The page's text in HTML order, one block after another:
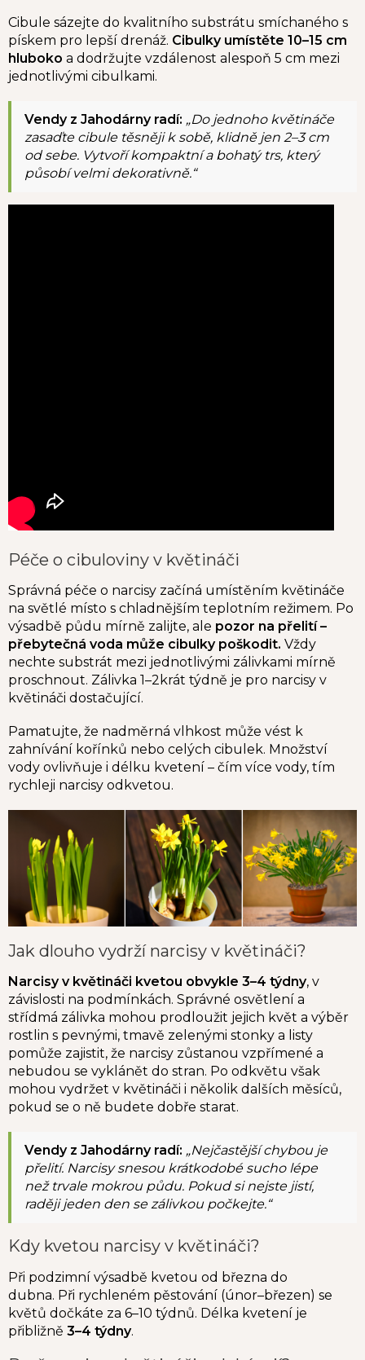
Cibule sázejte do kvalitního substrátu smíchaného s
pískem pro lepší drenáž. Cibulky umístěte 10–15 cm
hluboko a dodržujte vzdálenost alespoň 5 cm mezi
jednotlivými cibulkami.
Vendy z Jahodárny radí: „Do jednoho květináče
zasaďte cibule těsněji k sobě, klidně jen 2–3 cm
od sebe. Vytvoří kompaktní a bohatý trs, který
působí velmi dekorativně.“
Péče o cibuloviny v květináči
Správná péče o narcisy začíná umístěním květináče
na světlé místo s chladnějším teplotním režimem. Po
výsadbě půdu mírně zalijte, ale pozor na přelití –
přebytečná voda může cibulky poškodit. Vždy
nechte substrát mezi jednotlivými zálivkami mírně
proschnout. Zálivka 1–2krát týdně je pro narcisy v
květináči dostačující.
Pamatujte, že nadměrná vlhkost může vést k
zahnívání kořínků nebo celých cibulek. Množství
vody ovlivňuje i délku kvetení – čím více vody, tím
rychleji narcisy odkvetou.
Jak dlouho vydrží narcisy v květináči?
Narcisy v květináči kvetou obvykle 3–4 týdny, v
závislosti na podmínkách. Správné osvětlení a
střídmá zálivka mohou prodloužit jejich květ a výběr
rostlin s pevnými, tmavě zelenými stonky a listy
pomůže zajistit, že narcisy zůstanou vzpřímené a
nebudou se vyklánět do stran. Po odkvětu však
mohou vydržet v květináči i několik dalších měsíců,
pokud se o ně budete dobře starat.
Vendy z Jahodárny radí: „Nejčastější chybou je
přelití. Narcisy snesou krátkodobé sucho lépe
než trvale mokrou půdu. Pokud si nejste jistí,
raději jeden den se zálivkou počkejte.“
Kdy kvetou narcisy v květináči?
Při podzimní výsadbě kvetou od března do
dubna. Při rychleném pěstování (únor–březen) se
květů dočkáte za 6–10 týdnů. Délka kvetení je
přibližně 3–4 týdny.